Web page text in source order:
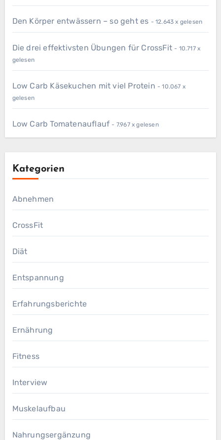
Den Körper entwässern – so geht es - 12.643 x gelesen
Die drei effektivsten Übungen für CrossFit - 10.717 x
gelesen
Low Carb Käsekuchen mit viel Protein - 10.067 x
gelesen
Low Carb Tomatenauflauf - 7.967 x gelesen
Kategorien
Abnehmen
CrossFit
Diät
Entspannung
Erfahrungsberichte
Ernährung
Fitness
Interview
Muskelaufbau
Nahrungsergänzung